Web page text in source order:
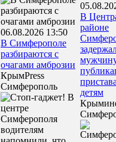
06.08.2026 13:50
В Симферополе
разбираются с
очагами амброзии
КрымPress
Симферополь
В
районе
детям